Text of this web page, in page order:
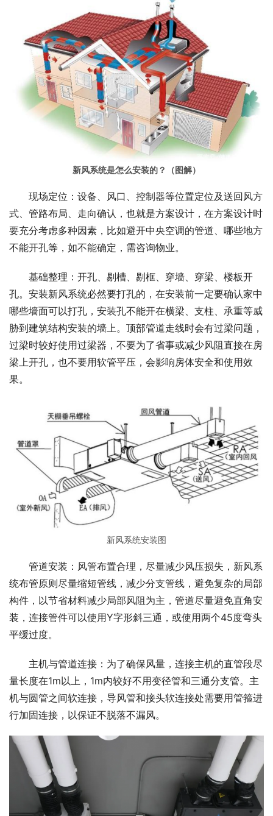
新风系统是怎么安装的？（图解）
现场定位：设备、风口、控制器等位置定位及送回风方
式、管路布局、走向确认，也就是方案设计，在方案设计时
要充分考虑多种因素，比如避开中央空调的管道、哪些地方
不能开孔等，如不能确定，需咨询物业。
基础整理：开孔、剔槽、剔框、穿墙、穿梁、楼板开
孔。安装新风系统必然要打孔的，在安装前一定要确认家中
哪些墙面可以打孔，安装孔不能开在横梁、支柱、承重等威
胁到建筑结构安装的墙上。顶部管道走线时会有过梁问题，
过梁时较好使用过梁器，不要为了省事或减少风阻直接在房
梁上开孔，也不要用软管平压，会影响房体安全和使用效
果。
新风系统安装图
管道安装：风管布置合理，尽量减少风压损失，新风系
统布管原则尽量缩短管线，减少分支管线，避免复杂的局部
构件，以节省材料减少局部风阻为主，管道尽量避免直角安
装，连接管件可以使用Y字形斜三通，或使用两个45度弯头
平缓过度。
主机与管道连接：为了确保风量，连接主机的直管段尽
量长度在1m以上，1m内较好不用变径管和三通分支管。主
机与圆管之间软连接，导风管和接头软连接处需要用管箍进
行加固连接，以保证不脱落不漏风。